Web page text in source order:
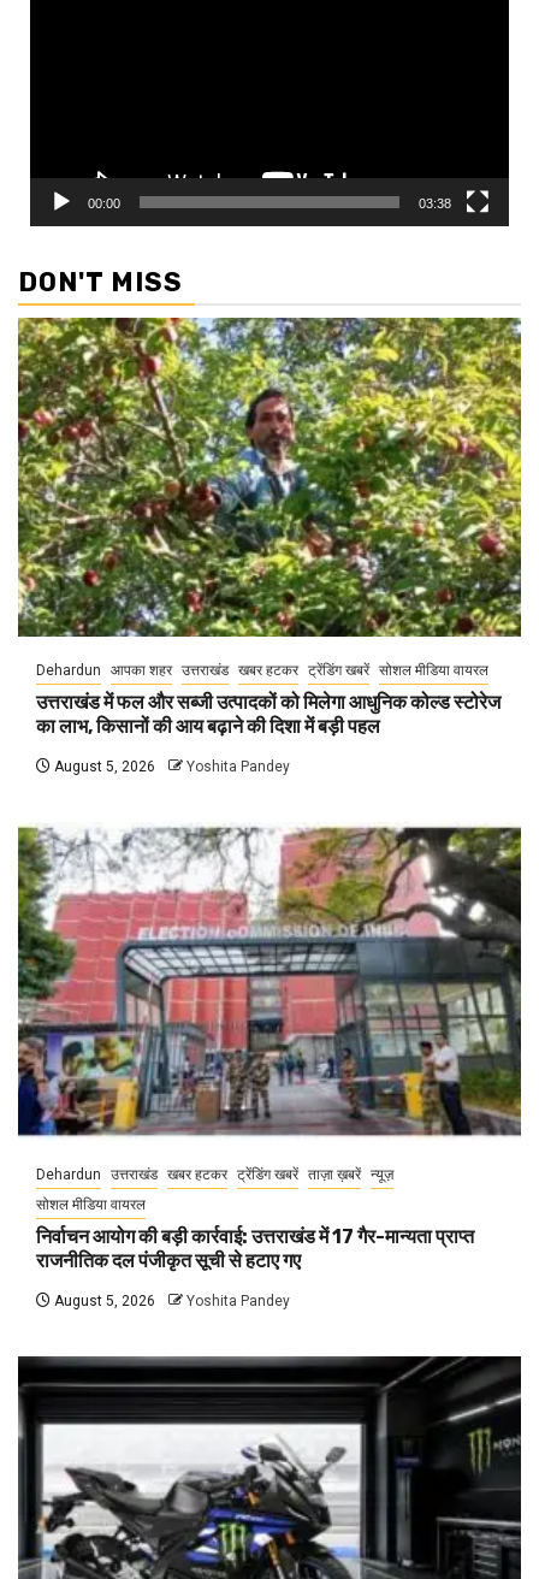
00:00 03:38
DON'T MISS
Dehardun आपका शहर उत्तराखंड खबर हटकर ट्रेंडिंग खबरें सोशल मीडिया वायरल
उत्तराखंड में फल और सब्जी उत्पादकों को मिलेगा आधुनिक कोल्ड स्टोरेज
का लाभ, किसानों की आय बढ़ाने की दिशा में बड़ी पहल
August 5, 2026 Yoshita Pandey
Dehardun उत्तराखंड खबर हटकर ट्रेंडिंग खबरें ताज़ा ख़बरें न्यूज़
सोशल मीडिया वायरल
निर्वाचन आयोग की बड़ी कार्रवाई: उत्तराखंड में 17 गैर-मान्यता प्राप्त
राजनीतिक दल पंजीकृत सूची से हटाए गए
August 5, 2026 Yoshita Pandey